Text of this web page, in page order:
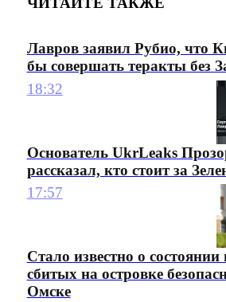
Лавров заявил Рубио, что
бы совершать теракты без
18:32
Основатель UkrLeaks
рассказал, кто стоит за
17:57
Стало известно о состоянии
сбитых на островке
Омске